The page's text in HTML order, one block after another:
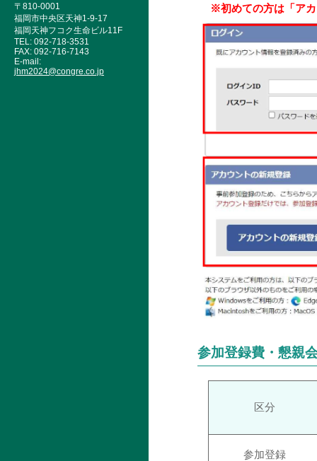
〒810-0001
福岡市中央区天神1-9-17
福岡天神フコク生命ビル11F
TEL: 092-718-3531
FAX: 092-716-7143
E-mail:
jhm2024@congre.co.jp
※初めての方は「アカ
参加登録費・懇親
区分
参加登録